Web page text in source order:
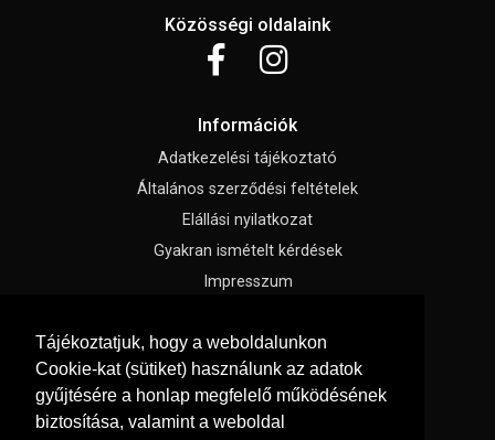
Tájékoztatjuk, hogy a weboldalunkon
Cookie-kat (sütiket) használunk az adatok
gyűjtésére a honlap megfelelő működésének
biztosítása, valamint a weboldal
Közösségi oldalaink
Információk
Adatkezelési tájékoztató
Általános szerződési feltételek
Elállási nyilatkozat
Gyakran ismételt kérdések
Impresszum
Menü
Hírek, cikkek